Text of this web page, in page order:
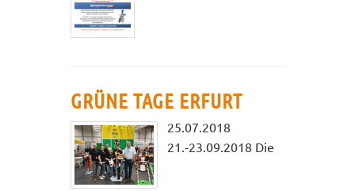
GRÜNE TAGE ERFURT
25.07.2018
21.-23.09.2018 Die